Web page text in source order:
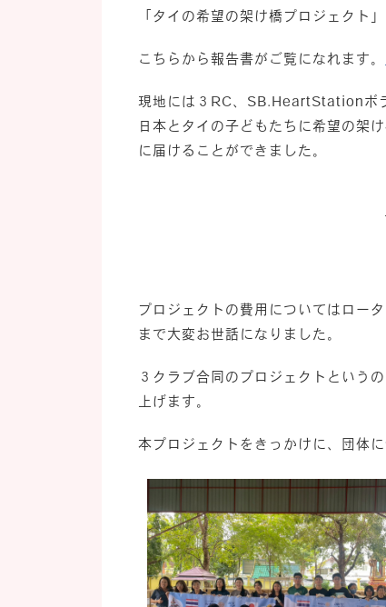
「タイの希望の架け橋プロジェクト
こちらから報告書がご覧になれます。
現地には３RC、SB.HeartStationボ
日本とタイの子どもたちに希望の架
に届けることができました。
プロジェクトの費用についてはロー
まで大変お世話になりました。
３クラブ合同のプロジェクトという
上げます。
本プロジェクトをきっかけに、団体